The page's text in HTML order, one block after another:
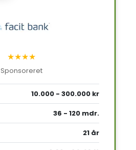
★★★★
Sponsoreret
10.000 - 300.000 kr
36 - 120 mdr.
21 år